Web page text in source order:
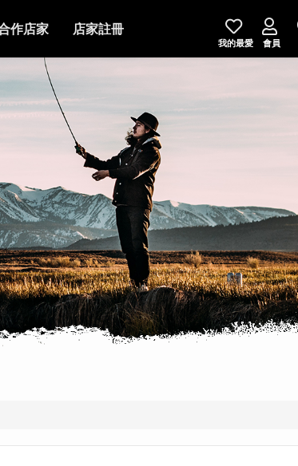
作店家 店家註冊
我的最愛 會員